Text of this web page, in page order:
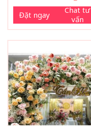
Đặt ngay
Chat tư
vấn